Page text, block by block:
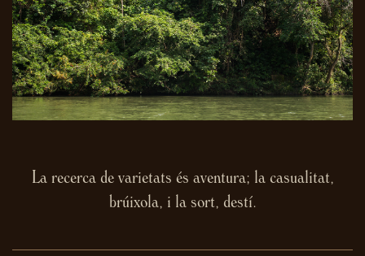
La recerca de varietats és aventura; la casualitat,
brúixola, i la sort, destí.